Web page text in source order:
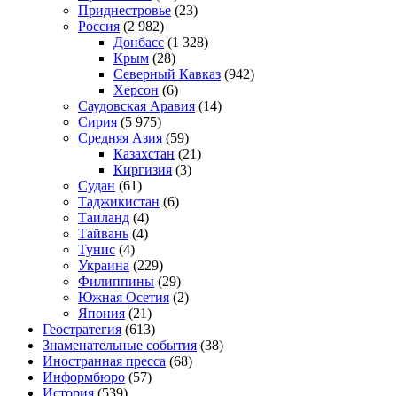
Приднестровье (23)
Россия (2 982)
Донбасс (1 328)
Крым (28)
Северный Кавказ (942)
Херсон (6)
Саудовская Аравия (14)
Сирия (5 975)
Средняя Азия (59)
Казахстан (21)
Киргизия (3)
Судан (61)
Таджикистан (6)
Таиланд (4)
Тайвань (4)
Тунис (4)
Украина (229)
Филиппины (29)
Южная Осетия (2)
Япония (21)
Геостратегия (613)
Знаменательные события (38)
Иностранная пресса (68)
Информбюро (57)